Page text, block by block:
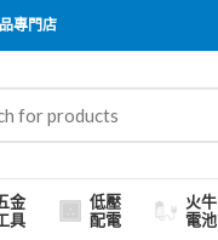
專門店
金
具
低壓
配電
火牛
電池